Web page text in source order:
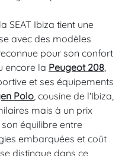
SEAT Ibiza tient une
avec des modèles
pour son confort
encore la Peugeot 208,
et ses équipements
Polo, cousine de l'Ibiza,
mais à un prix
équilibre entre
embarquées et coût
distingue dans ce